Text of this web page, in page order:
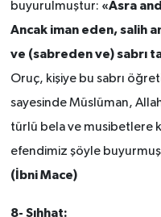
buyurulmuştur: «Asra
Ancak iman eden, salih
ve (sabreden ve) sabrı
Oruç, kişiye bu sabrı
sayesinde Müslüman,
türlü bela ve musibetlere
efendimiz şöyle
(İbni Mace)
8- Sıhhat: